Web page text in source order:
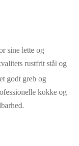
sine lette og
rustfrit stål og
godt greb og
kokke og